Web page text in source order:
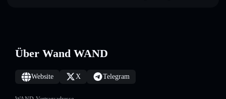
Über Wand WAND
Website X Telegram